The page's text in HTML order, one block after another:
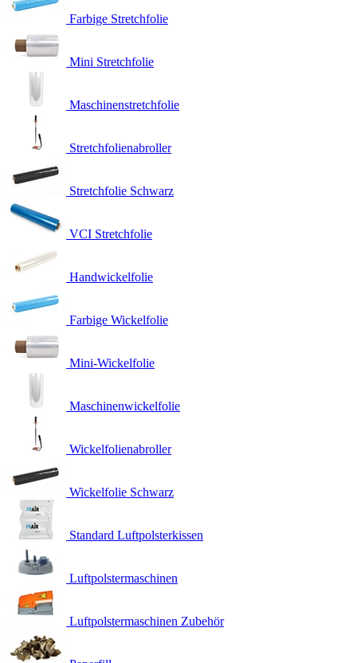
Farbige Stretchfolie
Mini Stretchfolie
Maschinenstretchfolie
Stretchfolienabroller
Stretchfolie Schwarz
VCI Stretchfolie
Handwickelfolie
Farbige Wickelfolie
Mini-Wickelfolie
Maschinenwickelfolie
Wickelfolienabroller
Wickelfolie Schwarz
Standard Luftpolsterkissen
Luftpolstermaschinen
Luftpolstermaschinen Zubehör